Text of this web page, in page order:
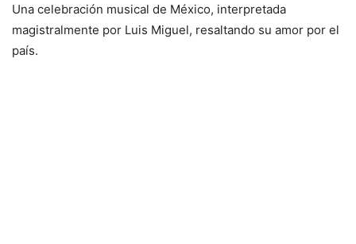
Una celebración musical de México, interpretada
magistralmente por Luis Miguel, resaltando su amor por el
país.